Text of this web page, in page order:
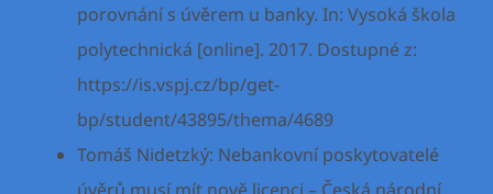
porovnání s úvěrem u banky. In: Vysoká škola
polytechnická [online]. 2017. Dostupné z:
https://is.vspj.cz/bp/get-
bp/student/43895/thema/4689
Tomáš Nidetzký: Nebankovní poskytovatelé